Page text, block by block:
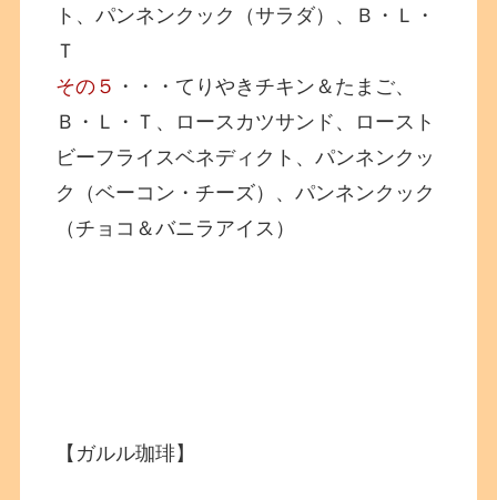
ト、パンネンクック（サラダ）、Ｂ・Ｌ・
Ｔ
その５ ・・・てりやきチキン＆たまご、
Ｂ・Ｌ・Ｔ、ロースカツサンド、ロースト
ビーフライスベネディクト、パンネンクッ
ク（ベーコン・チーズ）、パンネンクック
（チョコ＆バニラアイス）
【ガルル珈琲】